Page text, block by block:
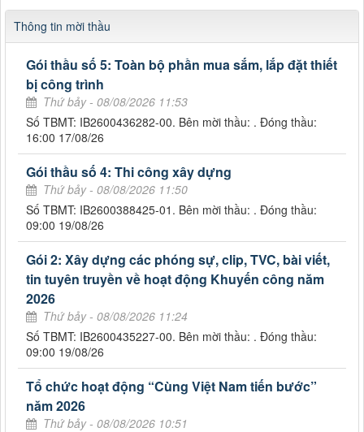
Thông tin mời thầu
Gói thầu số 5: Toàn bộ phần mua sắm, lắp đặt thiết
bị công trình
Thứ bảy - 08/08/2026 11:53
Số TBMT: IB2600436282-00. Bên mời thầu: . Đóng thầu:
16:00 17/08/26
Gói thầu số 4: Thi công xây dựng
Thứ bảy - 08/08/2026 11:50
Số TBMT: IB2600388425-01. Bên mời thầu: . Đóng thầu:
09:00 19/08/26
Gói 2: Xây dựng các phóng sự, clip, TVC, bài viết,
tin tuyên truyền về hoạt động Khuyến công năm
2026
Thứ bảy - 08/08/2026 11:24
Số TBMT: IB2600435227-00. Bên mời thầu: . Đóng thầu:
09:00 19/08/26
Tổ chức hoạt động “Cùng Việt Nam tiến bước”
năm 2026
Thứ bảy - 08/08/2026 10:51